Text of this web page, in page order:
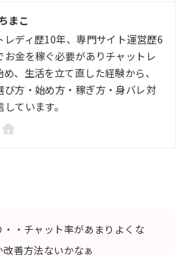
ちまこ
レディ歴10年、専門サイト運営歴6
お金を稼ぐ必要がありチャットレ
め、生活を立て直した経験から、
び方・始め方・稼ぎ方・身バレ対
ています。
・・チャット率があまりよくな
善方法ないかなぁ